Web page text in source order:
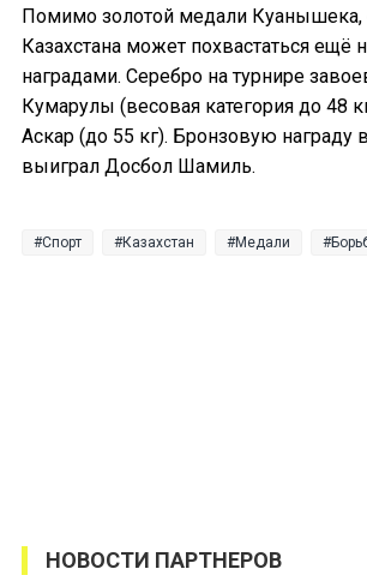
Помимо золотой медали Куанышека,
Казахстана может похвастаться ещё
наградами. Серебро на турнире
Кумарулы (весовая категория до 48
Аскар (до 55 кг). Бронзовую награду
выиграл Досбол Шамиль.
Спорт Казахстан Медали
НОВОСТИ ПАРТНЕРОВ